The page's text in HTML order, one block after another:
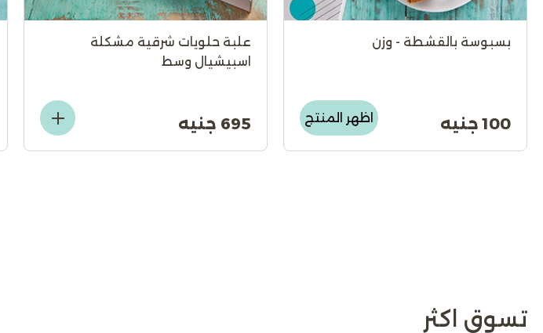
بسبوسة بالقشطة - وزن
100 جنيه اظهر المنتج
علبة حلويات شرقية مشكلة
اسبيشيال وسط
695 جنيه
تسوق اكثر